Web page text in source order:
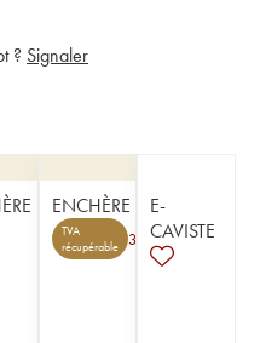
? Signaler
ENCHÈRE
TVA
récupérable
3
E-
CAVISTE